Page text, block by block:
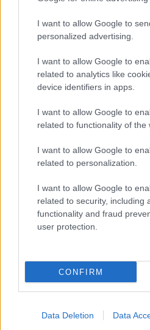
I want to allow Google to
personalized advertising.
I want to allow Google to
related to analytics like
device identifiers in apps.
I want to allow Google to
related to functionality of the
I want to allow Google to
related to personalization.
I want to allow Google to
related to security, including
functionality and fraud
user protection.
CONFIRM
Data Deletion Data
Incipit dei
Film più
Frasi sul
Mappa del
Cookie
Frasi suddivise
Indice degli
Aforismi .meglio.it è
aforismi e citazioni più
database) • ©2005-2025 •
consentita citando la fonte
il sito ricava una commissione
Contatti